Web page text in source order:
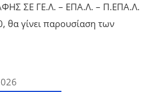
ΣΕ ΓΕ.Λ. – ΕΠΑ.Λ. – Π.ΕΠΑ.Λ.
θα γίνει παρουσίαση των